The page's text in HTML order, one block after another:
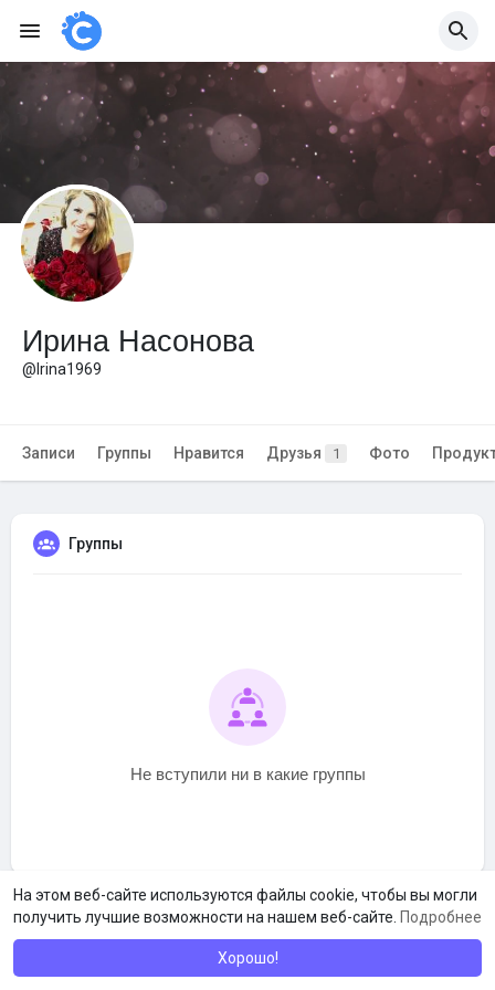
На этом веб-сайте используются файлы cookie, чтобы вы могли
получить лучшие возможности на нашем веб-сайте. Подробнее
Хорошо!
Ирина Насонова
@Irina1969
Записи Группы Нравится Друзья 1 Фото
Группы
Не вступили ни в какие группы